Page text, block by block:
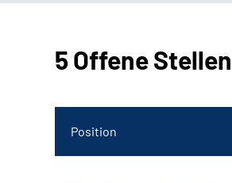
5 Offene Stellen
Position